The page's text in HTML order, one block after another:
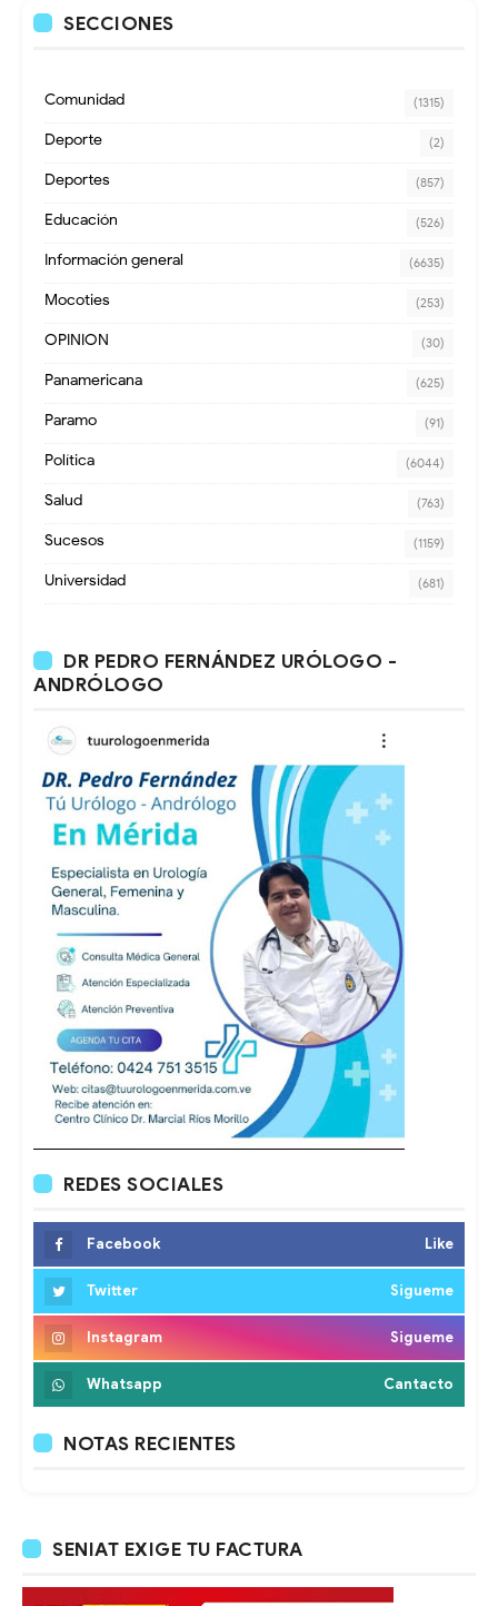
SECCIONES
Comunidad (1315)
Deporte (2)
Deportes (857)
Educación (526)
Información general (6635)
Mocoties (253)
OPINION (30)
Panamericana (625)
Paramo (91)
Política (6044)
Salud (763)
Sucesos (1159)
Universidad (681)
DR PEDRO FERNÁNDEZ URÓLOGO -
ANDRÓLOGO
REDES SOCIALES
Facebook Like
Twitter Sigueme
Instagram Sigueme
Whatsapp Cantacto
NOTAS RECIENTES
SENIAT EXIGE TU FACTURA